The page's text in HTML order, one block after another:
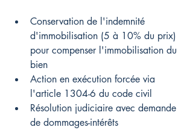
Conservation de l'indemnité
d'immobilisation (5 à 10% du prix)
pour compenser l'immobilisation du
bien
Action en exécution forcée via
l'article 1304-6 du code civil
Résolution judiciaire avec demande
de dommages-intérêts